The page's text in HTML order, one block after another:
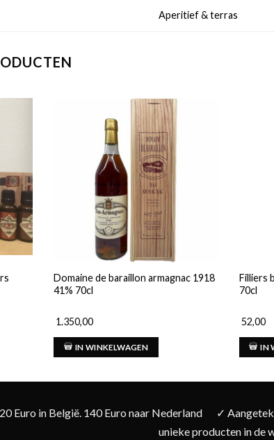
Aperitief & terras
Domaine de baraillon armagnac 1918
41% 70cl
1.350,00
IN WINKELWAGEN
Filliers
70cl
52,00
IN
Euro in België. 140 Euro naar Nederland
✓
unieke producten in de